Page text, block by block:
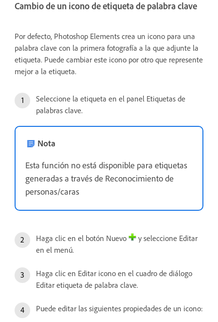
Cambio de un icono de etiqueta de palabra clave
Por defecto, Photoshop Elements crea un icono para una
palabra clave con la primera fotografía a la que adjunte la
etiqueta. Puede cambiar este icono por otro que represente
mejor a la etiqueta.
Seleccione la etiqueta en el panel Etiquetas de
palabras clave.
Nota
Esta función no está disponible para etiquetas
generadas a través de Reconocimiento de
personas/caras
Haga clic en el botón Nuevo
y seleccione Editar
en el menú.
Haga clic en Editar icono en el cuadro de diálogo
Editar etiqueta de palabra clave.
Puede editar las siguientes propiedades de un icono: